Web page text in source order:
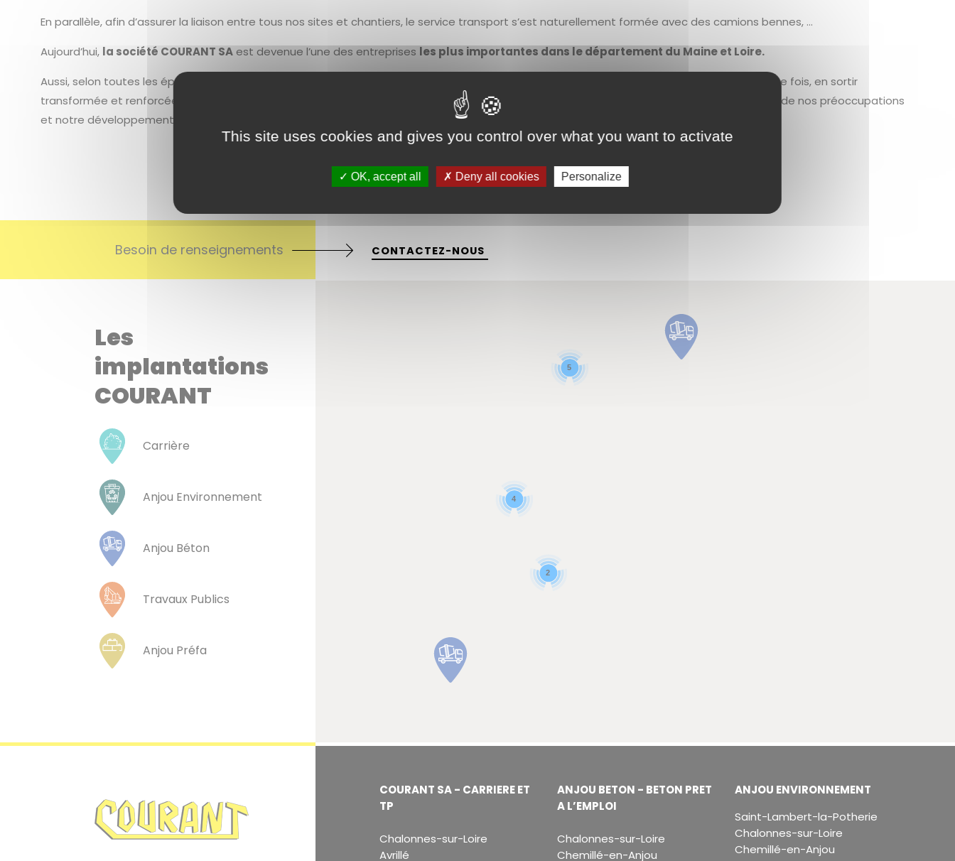
En parallèle, afin d’assurer la liaison entre tous nos sites et chantiers, le service transport s’est naturellement formée avec des camions bennes, …
Aujourd’hui, la société COURANT SAest devenue l’une des entreprises les plus importantes dans le département du Maine et Loire.
Aussi, selon toutes les époques traversées, l’entreprise COURANT SA a su s’adapter à tous les contextes socio-économiques pour, à chaque fois, en sortir
transformée et renforcée. C’est la raison pour laquelle la transition environnementale et numérique est notre nouveau défi et est au cœur de nos préoccupations
et notre développement pour les années à venir.
Besoin de renseignements CONTACTEZ-NOUS
Les
implantations
COURANT
Carrière
Anjou Environnement
Anjou Béton
Travaux Publics
Anjou Préfa
5
2
4
COURANT SA - CARRIERE ET
TP
Chalonnes-sur-Loire
Avrillé
ANJOU BETON - BETON PRET
A L’EMPLOI
Chalonnes-sur-Loire
Chemillé-en-Anjou
ANJOU ENVIRONNEMENT
Saint-Lambert-la-Potherie
Chalonnes-sur-Loire
Chemillé-en-Anjou
This site uses cookies and gives you control over what you want to activate
OK, accept all Deny all cookies Personalize